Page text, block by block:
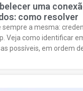
uma
como resolver
sempre a mesma:
Veja como identificar
possíveis, em ordem